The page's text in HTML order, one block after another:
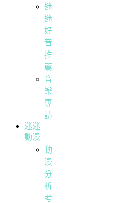
迷
迷
好
音
推
薦
音
樂
專
訪
迷迷
動漫
動
漫
分
析
考